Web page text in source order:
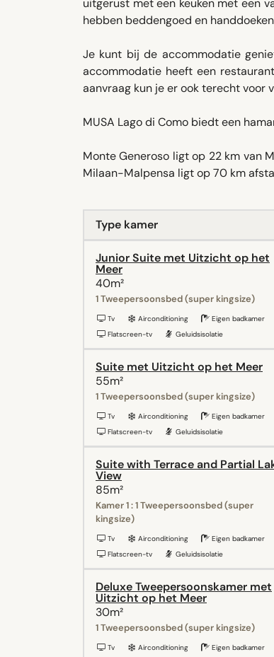
hebben beddengoed en
Je kunt bij de accommodatie
accommodatie heeft een
aanvraag kun je er ook terecht voor
MUSA Lago di Como biedt een
Monte Generoso ligt op 22 km van
Milaan-Malpensa ligt op 70 km
Type kamer
Junior Suite met Uitzicht op het
Meer
40m²
1 Tweepersoonsbed (super kingsize)
Tv Airconditioning
Eigen badkamer
Flatscreen-tv
Geluidsisolatie
Suite met Uitzicht op het Meer
55m²
1 Tweepersoonsbed (super kingsize)
Tv Airconditioning
Eigen badkamer
Flatscreen-tv
Geluidsisolatie
Suite with Terrace and Partial
View
85m²
Kamer 1 : 1 Tweepersoonsbed (super
kingsize)
Tv Airconditioning
Eigen badkamer
Flatscreen-tv
Geluidsisolatie
Deluxe Tweepersoonskamer met
Uitzicht op het Meer
30m²
1 Tweepersoonsbed (super kingsize)
Tv Airconditioning
Eigen badkamer